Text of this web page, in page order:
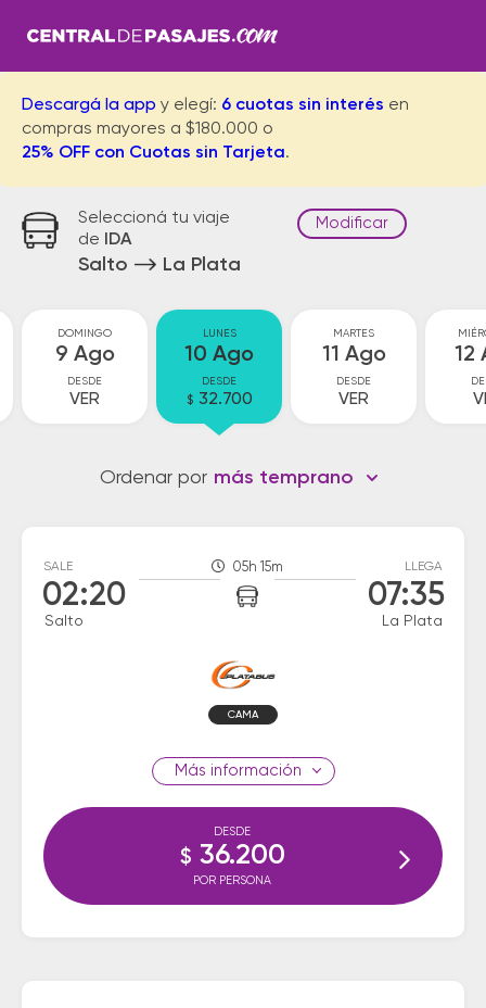
Descargá la app y elegí: 6 cuotas sin interés en
compras mayores a $180.000 o
25% OFF con Cuotas sin Tarjeta.
Seleccioná tu viaje
de
IDA
Salto La Plata
Modificar
DOMINGO
9 Ago
DESDE
VER
LUNES
10 Ago
DESDE
$ 32.700
MARTES
11 Ago
DESDE
VER
12
Ordenar por más temprano
SALE
02:20
Salto
05h 15m LLEGA
07:35
La Plata
CAMA
información
DESDE
$ 36.200
POR PERSONA